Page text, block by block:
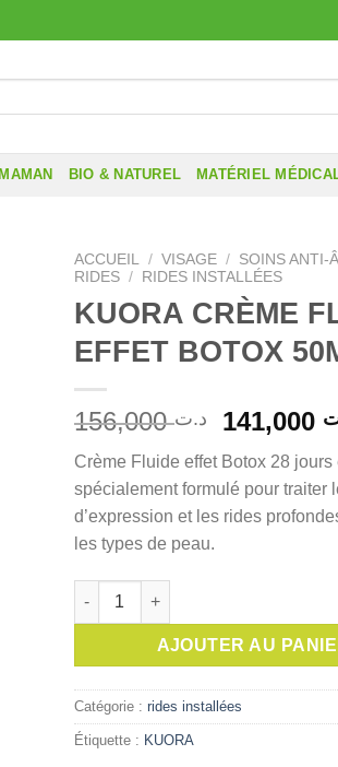
BIO & NATUREL MATÉRIEL
ACCUEIL / VISAGE / SOINS ANTI-
RIDES / RIDES INSTALLÉES
KUORA CRÈME
EFFET BOTOX
د.ت156,000
Le
initial
était :
Crème Fluide effet Botox 28 jours
spécialement formulé pour traiter
d’expression et les rides
les types de peau.
quantité de KUORA CRÈME
AJOUTER AU
Catégorie : rides installées
Étiquette : KUORA